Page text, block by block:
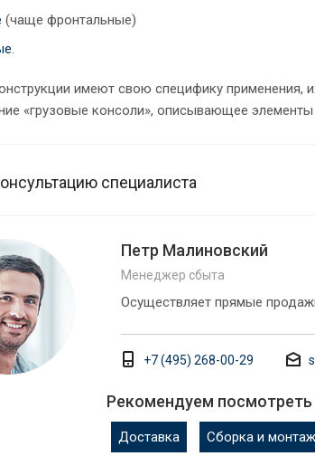
(чаще фронтальные)
.
имеют свою специфику применения,
«грузовые консоли», описывающее
специалиста
Петр Малиновский
Менеджер сбыта
Осуществляет прямые
+7 (495) 268-00-29
Рекомендуем посмотреть
Доставка Сборка и монтаж